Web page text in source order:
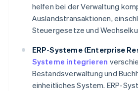
helfen bei der Verwaltung
Auslandstransaktionen,
Steuergesetze und
ERP-Systeme (Enterprise
Systeme integrieren
Bestandsverwaltung und
einheitliches System. ERP-